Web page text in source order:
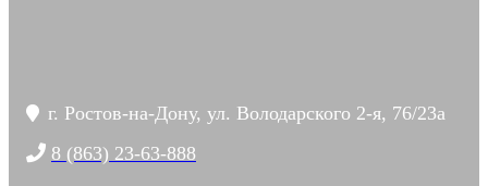
г. Ростов-на-Дону, ул. Володарского 2-я, 76/23а
8 (863) 23-63-888